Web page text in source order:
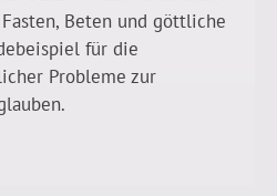
Beten und göttliche
für die
Probleme zur